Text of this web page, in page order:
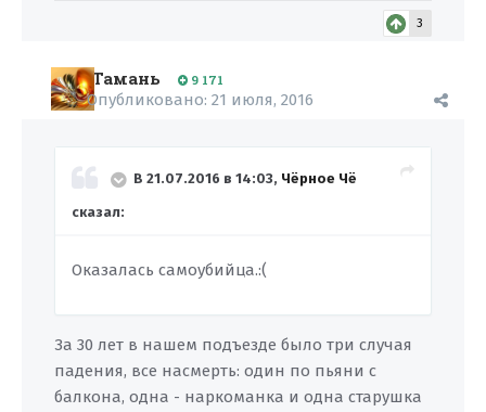
3
Тамань 9 171
Опубликовано: 21 июля, 2016
В 21.07.2016 в 14:03, Чёрное Чё
сказал:
Оказалась самоубийца.:(
За 30 лет в нашем подъезде было три случая
падения, все насмерть: один по пьяни с
балкона, одна - наркоманка и одна старушка